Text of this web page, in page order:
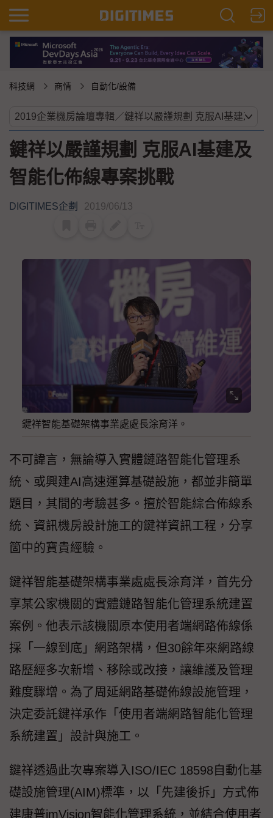
科技網 商情 自動化/設備
鍵祥以嚴謹規劃 克服AI基建及
智能化佈線專案挑戰
DIGITIMES企劃 2019/06/13
鍵祥智能基礎架構事業處處長涂育洋。
不可諱言，無論導入實體鏈路智能化管理系
統、或興建AI高速運算基礎設施，都並非簡單
題目，其間的考驗甚多。擅於智能綜合佈線系
統、資訊機房設計施工的鍵祥資訊工程，分享
箇中的寶貴經驗。
鍵祥智能基礎架構事業處處長涂育洋，首先分
享某公家機關的實體鏈路智能化管理系統建置
案例。他表示該機關原本使用者端網路佈線係
採「一線到底」網路架構，但30餘年來網路線
路歷經多次新增、移除或改接，讓維護及管理
難度驟增。為了周延網路基礎佈線設施管理，
決定委託鍵祥承作「使用者端網路智能化管理
系統建置」設計與施工。
鍵祥透過此次專案導入ISO/IEC 18598自動化基
礎設施管理(AIM)標準，以「先建後拆」方式佈
建康普imVision智能化管理系統，並結合使用者